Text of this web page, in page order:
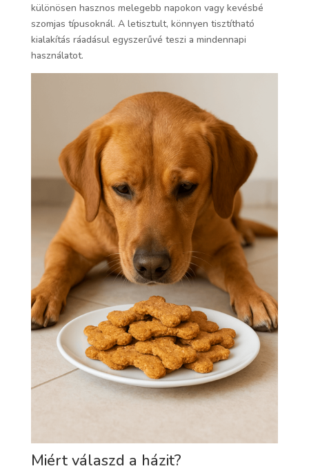
különösen hasznos melegebb napokon vagy kevésbé
szomjas típusoknál. A letisztult, könnyen tisztítható
kialakítás ráadásul egyszerűvé teszi a mindennapi
használatot.
Miért válaszd a házit?